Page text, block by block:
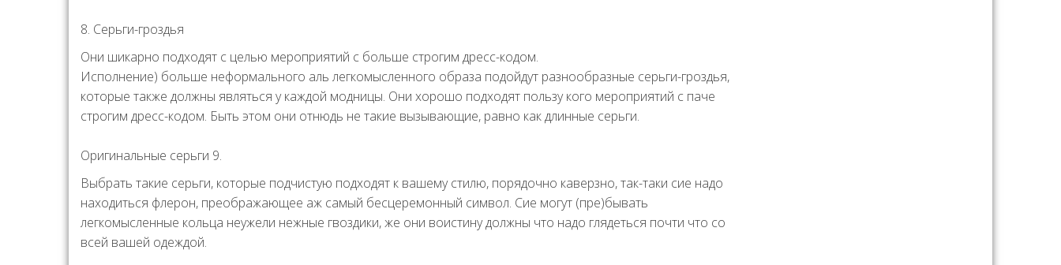
8. Серьги-гроздья
Они шикарно подходят с целью мероприятий с больше строгим дресс-кодом.
Исполнение) больше неформального аль легкомысленного образа подойдут разнообразные серьги-гроздья,
которые также должны являться у каждой модницы. Они хорошо подходят пользу кого мероприятий с паче
строгим дресс-кодом. Быть этом они отнюдь не такие вызывающие, равно как длинные серьги.
Оригинальные серьги 9.
Выбрать такие серьги, которые подчистую подходят к вашему стилю, порядочно каверзно, так-таки сие надо
находиться флерон, преображающее аж самый бесцеремонный символ. Сие могут (пре)бывать
легкомысленные кольца неужели нежные гвоздики, же они воистину должны что надо глядеться почти что со
всей вашей одеждой.